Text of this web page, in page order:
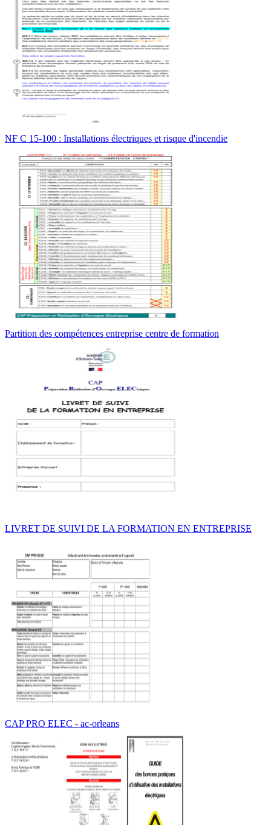
NF C 15-100 : Installations électriques et risque d'incendie
Partition des compétences entreprise centre de formation
LIVRET DE SUIVI DE LA FORMATION EN ENTREPRISE
CAP PRO ELEC - ac-orleans